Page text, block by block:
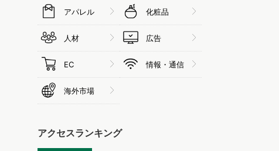
アパレル 化粧品
人材 広告
EC 情報・通信
海外市場
アクセスランキング